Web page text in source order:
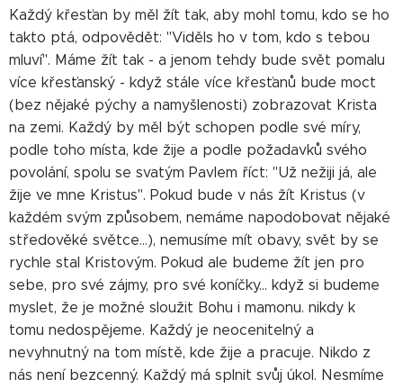
Každý křesťan by měl žít tak, aby mohl tomu, kdo se ho
takto ptá, odpovědět: "Viděls ho v tom, kdo s tebou
mluví". Máme žít tak - a jenom tehdy bude svět pomalu
více křesťanský - když stále více křesťanů bude moct
(bez nějaké pýchy a namyšlenosti) zobrazovat Krista
na zemi. Každý by měl být schopen podle své míry,
podle toho místa, kde žije a podle požadavků svého
povolání, spolu se svatým Pavlem říct: "Už nežiji já, ale
žije ve mne Kristus". Pokud bude v nás žít Kristus (v
každém svým způsobem, nemáme napodobovat nějaké
středověké světce...), nemusíme mít obavy, svět by se
rychle stal Kristovým. Pokud ale budeme žít jen pro
sebe, pro své zájmy, pro své koníčky... když si budeme
myslet, že je možné sloužit Bohu i mamonu. nikdy k
tomu nedospějeme. Každý je neocenitelný a
nevyhnutný na tom místě, kde žije a pracuje. Nikdo z
nás není bezcenný. Každý má splnit svůj úkol. Nesmíme